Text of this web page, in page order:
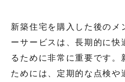
新築住宅を購入した後のメ
ーサービスは、長期的に快
るために非常に重要です。
ためには、定期的な点検や